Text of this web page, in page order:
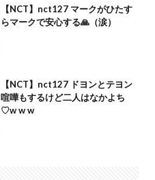
【NCT】nct127 マークがひたす
らマークで安心する🙏（涙）
【NCT】nct127 ドヨンとテヨン
喧嘩もするけど二人はなかよち
♡w w w